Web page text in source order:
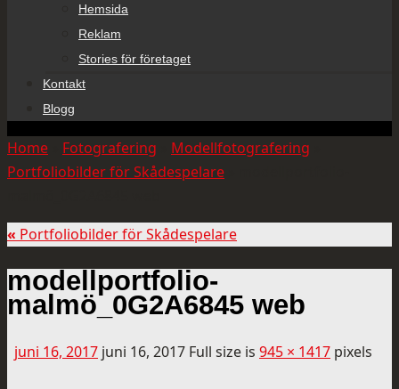
Hemsida
Reklam
Stories för företaget
Kontakt
Blogg
Home Fotografering Modellfotografering
Portfoliobilder för Skådespelare
« Portfoliobilder för Skådespelare
modellportfolio-
malmö_0G2A6845 web
juni 16, 2017 juni 16, 2017 Full size is 945 × 1417 pixels